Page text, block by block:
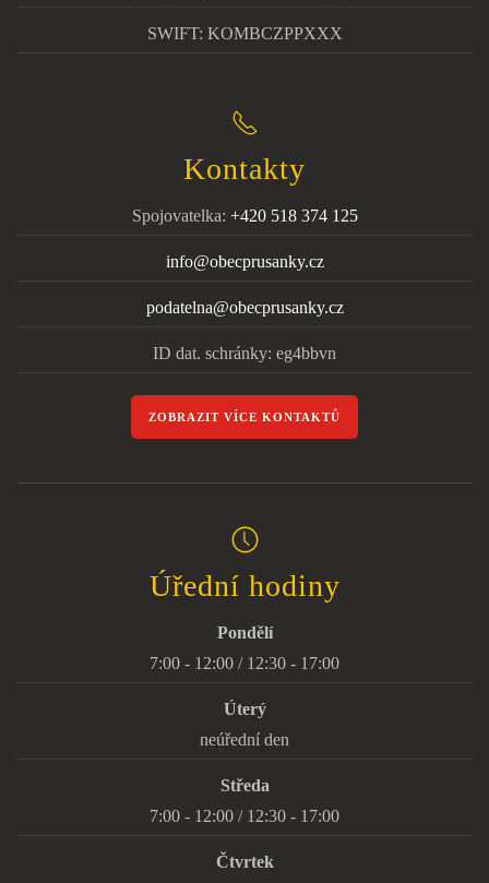
SWIFT: KOMBCZPPXXX
Kontakty
Spojovatelka: +420 518 374 125
info@obecprusanky.cz
podatelna@obecprusanky.cz
ID dat. schránky: eg4bbvn
ZOBRAZIT VÍCE KONTAKTŮ
Úřední hodiny
Pondělí
7:00 - 12:00 / 12:30 - 17:00
Úterý
neúřední den
Středa
7:00 - 12:00 / 12:30 - 17:00
Čtvrtek